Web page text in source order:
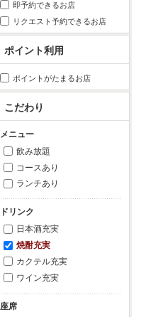
即予約できるお店
リクエスト予約できるお店
ポイント利用
ポイントがたまるお店
こだわり
メニュー
飲み放題
コースあり
ランチあり
ドリンク
日本酒充実
焼酎充実
カクテル充実
ワイン充実
座席